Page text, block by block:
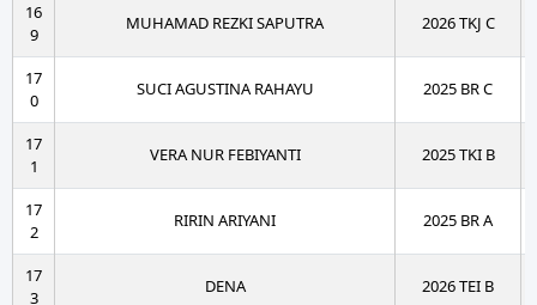
16
9
MUHAMAD REZKI SAPUTRA 2026 TKJ C
17
0
SUCI AGUSTINA RAHAYU 2025 BR C
17
1
VERA NUR FEBIYANTI 2025 TKI B
17
2
RIRIN ARIYANI 2025 BR A
17
3
DENA 2026 TEI B